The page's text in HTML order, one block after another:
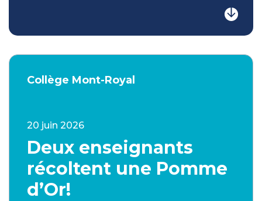
Collège Mont-Royal
20 juin 2026
Deux enseignants
récoltent une Pomme
d’Or!